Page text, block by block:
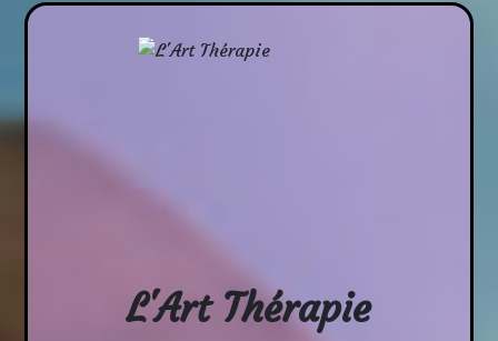
L'Art Thérapie